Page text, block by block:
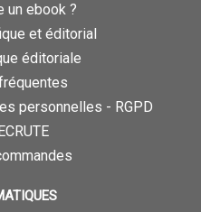
un ebook ?
et éditorial
éditoriale
personnelles - RGPD